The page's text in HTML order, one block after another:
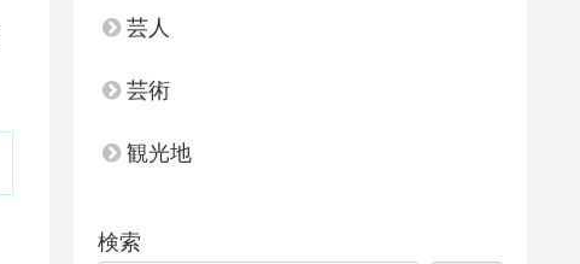
芸人
芸術
観光地
検索